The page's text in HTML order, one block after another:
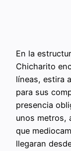
En la
Chicharito
líneas, estira
para sus
presencia
unos metros,
que
llegaran